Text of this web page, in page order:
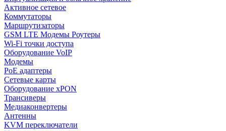
Активное сетевое
Коммутаторы
Маршрутизаторы
GSM LTE Модемы Роутеры
Wi-Fi точки доступа
Оборудование VoIP
Модемы
PoE адаптеры
Сетевые карты
Оборудование xPON
Трансиверы
Медиаконвертеры
Антенны
KVM переключатели